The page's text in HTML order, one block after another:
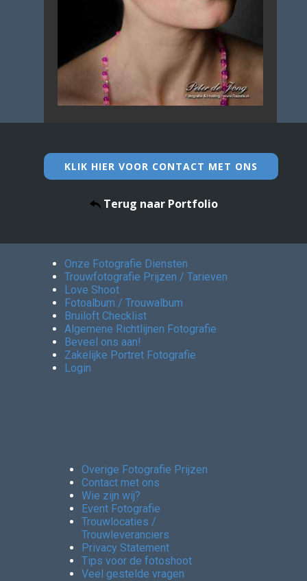
KLIK HIER VOOR CONTACT MET ONS
Terug naar Portfolio
Onze Fotografie Diensten
Trouwfotografie Prijzen / Tarieven
Love Shoot
Fotoalbum / Trouwalbum
Bruiloft Checklist
Algemene Richtlijnen Fotografie
Beveel ons aan!
Zakelijke Portret Fotografie
Login
Overige Fotografie Prijzen
Contact met ons
Wie zijn wij?
Event Fotografie
Trouwlocaties /
Trouwleveranciers
Privacy Statement
Tips voor de fotoshoot
Veel gestelde vragen